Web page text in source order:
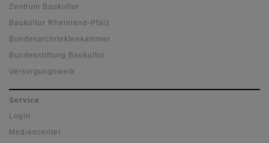
Zentrum Baukultur
Baukultur Rheinland-Pfalz
Bundesarchitektenkammer
Bundesstiftung Baukultur
Versorgungswerk
Service
Login
Mediencenter